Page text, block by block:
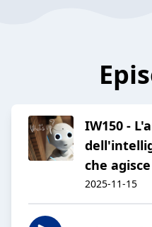
IW150 -
che agisce
2025-11-15